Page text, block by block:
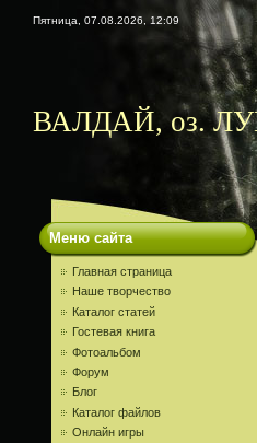
Пятница, 07.08.2026, 12:09
ВАЛДАЙ, оз.
Меню сайта
Главная страница
Наше творчество
Каталог статей
Гостевая книга
Фотоальбом
Форум
Блог
Каталог файлов
Онлайн игры